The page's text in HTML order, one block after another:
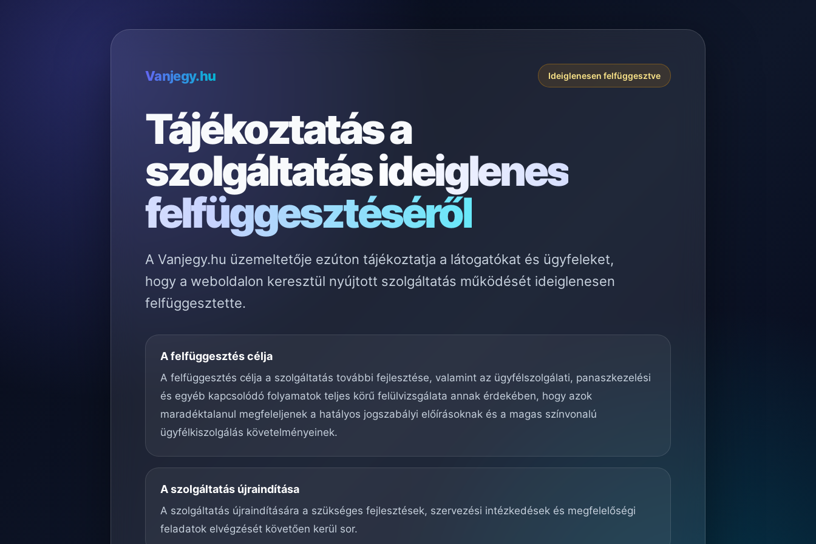
Vanjegy.hu Ideiglenesen felfüggesztve
Tájékoztatás a
szolgáltatásideiglenes
felfüggesztéséről
A Vanjegy.hu üzemeltetője ezúton tájékoztatja a látogatókat és ügyfeleket,
hogy a weboldalon keresztül nyújtott szolgáltatás működését ideiglenesen
felfüggesztette.
A felfüggesztés célja
A felfüggesztés célja a szolgáltatás további fejlesztése, valamint az ügyfélszolgálati, panaszkezelési
és egyéb kapcsolódó folyamatok teljes körű felülvizsgálata annak érdekében, hogy azok
maradéktalanul megfeleljenek a hatályos jogszabályi előírásoknak és a magas színvonalú
ügyfélkiszolgálás követelményeinek.
A szolgáltatás újraindítása
A szolgáltatás újraindítására a szükséges fejlesztések, szervezési intézkedések és megfelelőségi
feladatok elvégzését követően kerül sor.